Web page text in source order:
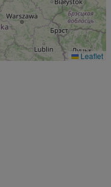
Leaflet